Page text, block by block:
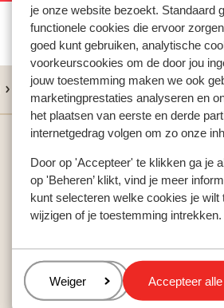
je onze website bezoekt. Standaard
functionele cookies die ervoor
goed kunt gebruiken, analytische
voorkeurscookies om de door jou
jouw toestemming maken we ook
marketingprestaties analyseren en
het plaatsen van eerste en derde
internetgedrag volgen om zo onze
Door op 'Accepteer' te klikken ga je
op 'Beheren’ klikt, vind je meer
kunt selecteren welke cookies je
wijzigen of je toestemming intrekken.
Beheren
Weiger Accepteer
Rhodos Hotel Nathalie - adults